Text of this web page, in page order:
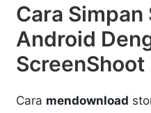
Cara Simpan
Android
ScreenShoot
Cara mendownload